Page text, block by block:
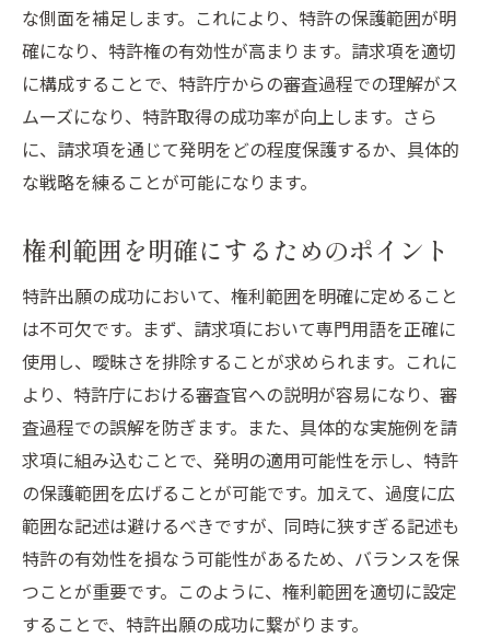
な側面を補足します。これにより、特許の保護範囲が明
確になり、特許権の有効性が高まります。請求項を適切
に構成することで、特許庁からの審査過程での理解がス
ムーズになり、特許取得の成功率が向上します。さら
に、請求項を通じて発明をどの程度保護するか、具体的
な戦略を練ることが可能になります。
権利範囲を明確にするためのポイント
特許出願の成功において、権利範囲を明確に定めること
は不可欠です。まず、請求項において専門用語を正確に
使用し、曖昧さを排除することが求められます。これに
より、特許庁における審査官への説明が容易になり、審
査過程での誤解を防ぎます。また、具体的な実施例を請
求項に組み込むことで、発明の適用可能性を示し、特許
の保護範囲を広げることが可能です。加えて、過度に広
範囲な記述は避けるべきですが、同時に狭すぎる記述も
特許の有効性を損なう可能性があるため、バランスを保
つことが重要です。このように、権利範囲を適切に設定
することで、特許出願の成功に繋がります。